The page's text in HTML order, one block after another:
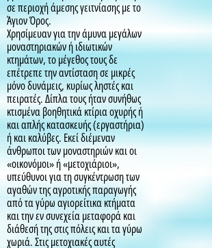
σε περιοχή άμεσης γειτνίασης με το
Άγιον Όρος.
Χρησίμευαν για την άμυνα μεγάλων
μοναστηριακών ή ιδιωτικών
κτημάτων, το μέγεθος τους δε
επέτρεπε την αντίσταση σε μικρές
μόνο δυνάμεις, κυρίως ληστές και
πειρατές. Δίπλα τους ήταν συνήθως
κτισμένα βοηθητικά κτίρια οχυρής ή
και απλής κατασκευής (εργαστήρια)
ή και καλύβες. Εκεί διέμεναν
άνθρωποι των μοναστηριών και οι
«οικονόμοι» ή «μετοχιάριοι»,
υπεύθυνοι για τη συγκέντρωση των
αγαθών της αγροτικής παραγωγής
από τα γύρω αγιορείτικα κτήματα
και την εν συνεχεία μεταφορά και
διάθεσή της στις πόλεις και τα γύρω
χωριά. Στις μετοχιακές αυτές